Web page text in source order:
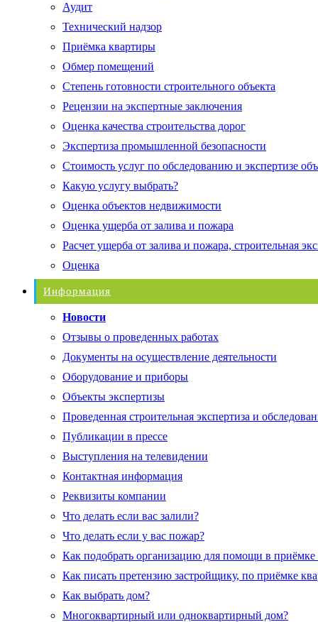
Аудит
Технический надзор
Приёмка квартиры
Обмер помещений
Степень готовности строительного объекта
Рецензии на экспертные заключения
Оценка качества строительства дорог
Экспертиза промышленной безопасности
Стоимость услуг по обследованию и экспертизе
Какую услугу выбрать?
Оценка объектов недвижимости
Оценка ущерба от залива и пожара
Расчет ущерба от залива и пожара, строительная
Оценка
Информация
Новости
Отзывы о проведенных работах
Документы на осуществление деятельности
Оборудование и приборы
Объекты экспертизы
Проведенная строительная экспертиза и
Публикации в прессе
Выступления на телевидении
Контактная информация
Реквизиты компании
Что делать если вас залили?
Что делать если у вас пожар?
Как подобрать организацию для помощи в приёмке
Как писать претензию застройщику, по приёмке
Как выбрать дом?
Многоквартирный или одноквартирный дом?